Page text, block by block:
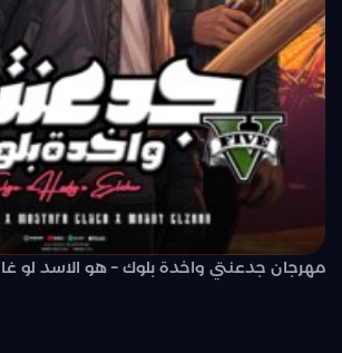
مهرجان جدعنتي واخدة بلوك – هو الاسد لو